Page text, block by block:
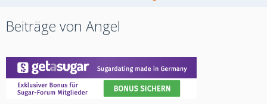
Beiträge von Angel